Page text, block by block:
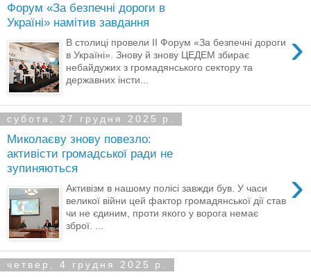
Форум «За безпечні дороги в
Україні» намітив завдання
›
В столиці провели ІІ Форум «За безпечні дороги
в Україні». Знову й знову ЦЕДЕМ збирає
небайдужих з громадянського сектору та
державних інсти...
субота, 27 грудня 2025 р.
Миколаєву знову повезло:
активісти громадської ради не
зупиняються
›
Активізм в нашому полісі завжди був. У часи
великої війни цей фактор громадянської дії став
чи не єдиним, проти якого у ворога немає
зброї. ...
четвер, 4 грудня 2025 р.